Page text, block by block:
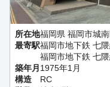
所在地福岡県 福岡市城
最寄駅福岡市地下鉄 七
福岡市地下鉄 七
築年月 1975年1月
構造
RC